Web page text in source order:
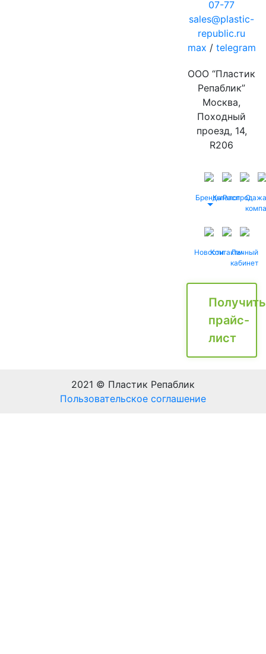
07-77
sales@plastic-
republic.ru
max / telegram
ООО “Пластик
Репаблик”
Москва,
Походный
проезд, 14,
R206
БрендыКаталог
Распродажа
О
НовостиКонтактыЛичный
кабинет
Получить
прайс-
лист
2021 © Пластик Репаблик
Пользовательское соглашение